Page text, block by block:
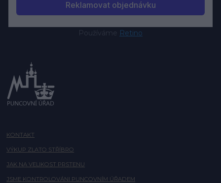
Používáme Retino
KONTAKT
VÝKUP ZLATO STŘÍBRO
JAK NA VELIKOST PRSTENU
JSME KONTROLOVÁNI PUNCOVNÍM ÚŘADEM